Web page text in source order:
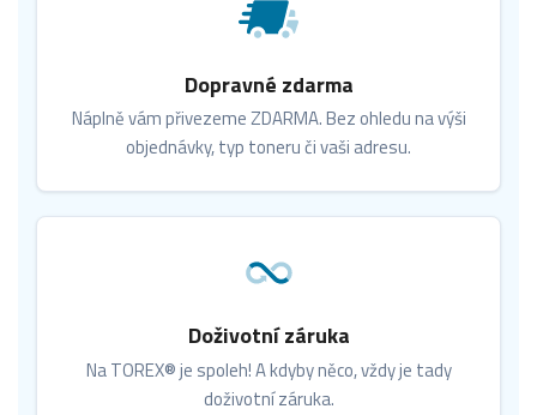
Dopravné zdarma
Náplně vám přivezeme ZDARMA. Bez ohledu na výši
objednávky, typ toneru či vaši adresu.
Doživotní záruka
Na TOREX® je spoleh! A kdyby něco, vždy je tady
doživotní záruka.